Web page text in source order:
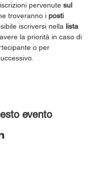
pervenute sul
troveranno i posti
iscriversi nella lista
la priorità in caso di
o per
evento